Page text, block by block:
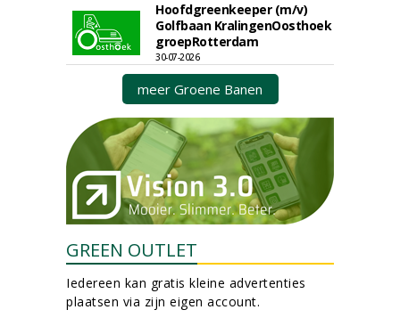
Hoofdgreenkeeper (m/v)
Golfbaan KralingenOosthoek
groepRotterdam
30-07-2026
meer Groene Banen
GREEN OUTLET
Iedereen kan gratis kleine advertenties
plaatsen via zijn eigen account.